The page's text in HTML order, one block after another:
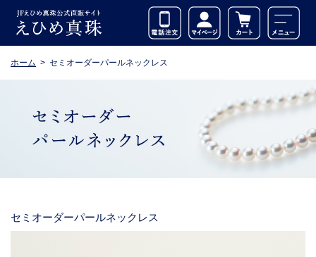
ホーム セミオーダーパールネックレス
セミオーダーパールネックレス